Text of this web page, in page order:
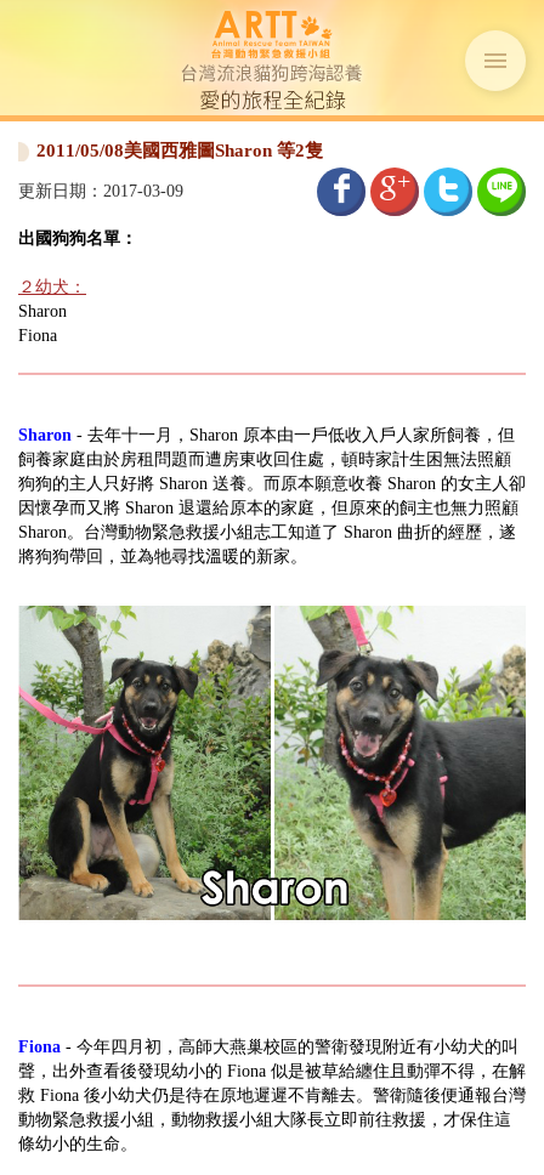
2011/05/08美國西雅圖Sharon 等2隻
更新日期：2017-03-09
出國狗狗名單：
２幼犬：
Sharon
Fiona
Sharon - 去年十一月，Sharon 原本由一戶低收入戶人家所飼養，但
飼養家庭由於房租問題而遭房東收回住處，頓時家計生困無法照顧
狗狗的主人只好將 Sharon 送養。而原本願意收養 Sharon 的女主人卻
因懷孕而又將 Sharon 退還給原本的家庭，但原來的飼主也無力照顧
Sharon。台灣動物緊急救援小組志工知道了 Sharon 曲折的經歷，遂
將狗狗帶回，並為牠尋找溫暖的新家。
Fiona - 今年四月初，高師大燕巢校區的警衛發現附近有小幼犬的叫
聲，出外查看後發現幼小的 Fiona 似是被草給纏住且動彈不得，在解
救 Fiona 後小幼犬仍是待在原地遲遲不肯離去。警衛隨後便通報台灣
動物緊急救援小組，動物救援小組大隊長立即前往救援，才保住這
條幼小的生命。